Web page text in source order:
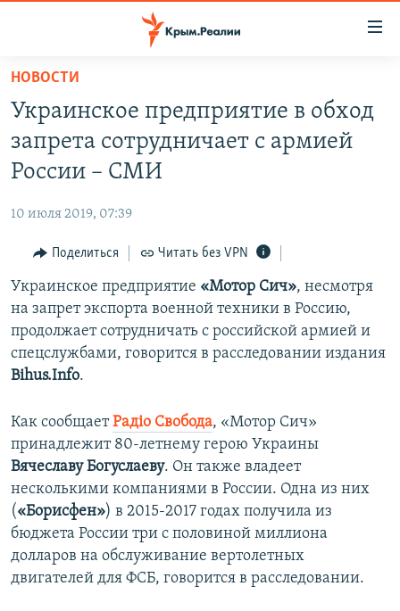
Вернуться
основному
содержанию
Вернутся
главной
Вернутся
поиску
СПЕЦПРОЕКТЫ
11 ЛЕТ ОККУПАЦИИ КРЫМА. 11 ИСТОРИЙ СОПРОТИВЛЕНИЯ
ВОДА
ЕЩЕ
ИНТЕРАКТИВ
ИНФОГРАФИКА
ТЕЛЕПРОЕКТ КРЫМ.РЕАЛИИ
СОВЕТЫ ПРАВОЗАЩИТНИКОВ
ПРОПАВШИЕ БЕЗ ВЕСТИ
ПОБЕДИТЕЛЕЙ НЕ СУДЯТ?
КРЫМ.НЕПОКОРЕННЫЙ
УКРАИНСКАЯ ПРОБЛЕМА КРЫМА
РАДІО СВОБОДА
КАК ОБОЙТИ БЛОКИРОВКУ
Українською
Qırımtatar
ПРИСОЕДИНЯЙТЕСЬ!
Все сайты RFE/RL
НОВОСТИ
Украинское предприятие в обход
запрета сотрудничает с армией
России – СМИ
10 июля 2019, 07:39
Поделиться Читать без VPN
Украинское предприятие «Мотор Сич», несмотря
на запрет экспорта военной техники в Россию,
продолжает сотрудничать с российской армией и
спецслужбами, говорится в расследовании издания
Bihus.Info.
Как сообщаетРадіо Свобода, «Мотор Сич»
принадлежит 80-летнему герою Украины
Вячеславу Богуслаеву. Он также владеет
несколькими компаниями в России. Одна из них
(«Борисфен») в 2015-2017 годах получила из
бюджета России три с половиной миллиона
долларов на обслуживание вертолетных
двигателей для ФСБ, говорится в расследовании.